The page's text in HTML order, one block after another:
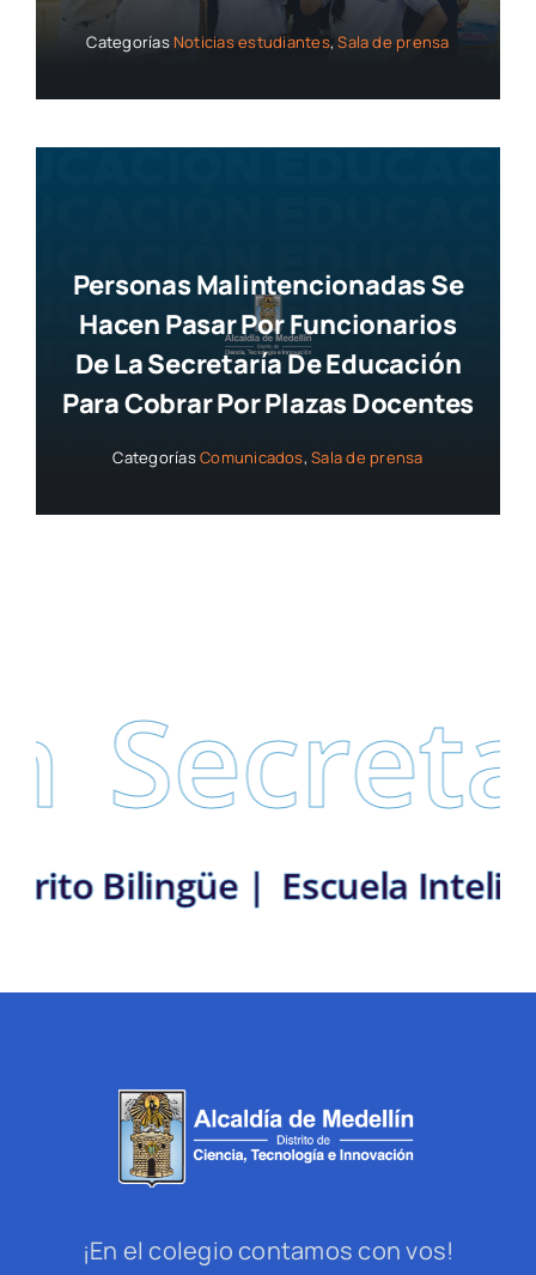
Categorías Noticias estudiantes,Sala de prensa
Personas Malintencionadas Se
Hacen Pasar Por Funcionarios
De La Secretaría De Educación
Para Cobrar Por Plazas Docentes
CategoríasComunicados,Sala de prensa
Escuela
Distrito Bilingüe |
¡En el colegio contamos con vos!